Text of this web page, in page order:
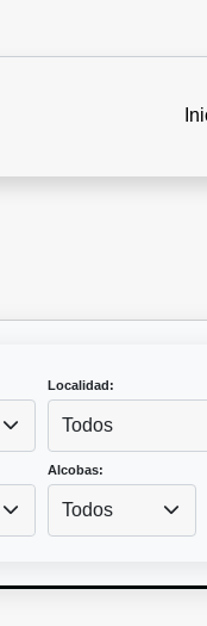
Localidad:
Todos
Alcobas:
Todos